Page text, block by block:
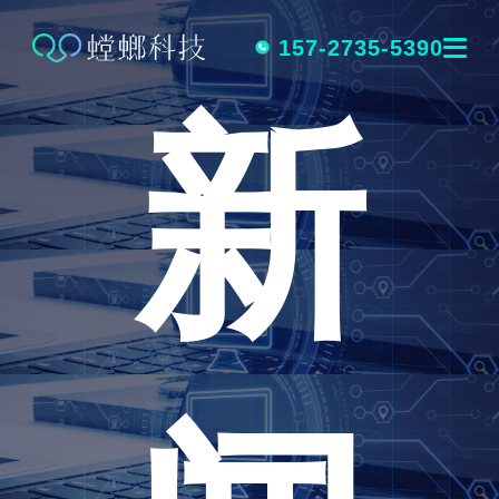
跳
内
容
157-2735-5390
新